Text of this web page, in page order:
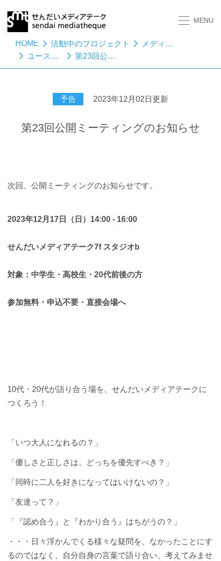
MENU
HOME 活動中のプロジェクト
メディアスタディーズ
ユースてつがくカフェ
第23回公開ミーティングのお知らせ
予告 2023年12月02日更新
第23回公開ミーティングのお知らせ
次回、公開ミーティングのお知らせです。
2023年12月17日（日）14:00 - 16:00
せんだいメディアテーク7f スタジオb
対象：中学生・高校生・20代前後の方
参加無料・申込不要・直接会場へ
10代・ 20代が語り合う場を、せんだいメディアテークに
つくろう！
「いつ大人になれるの？」
「優しさと正しさは、どっちを優先すべき？」
「同時に二人を好きになってはいけないの？」
「友達って？」
「『認め合う』と『わかり合う』はちがうの？」
・・・日々浮かんでくる様々な疑問を、なかったことにす
るのではなく、自分自身の言葉で語り合い、考えてみませ